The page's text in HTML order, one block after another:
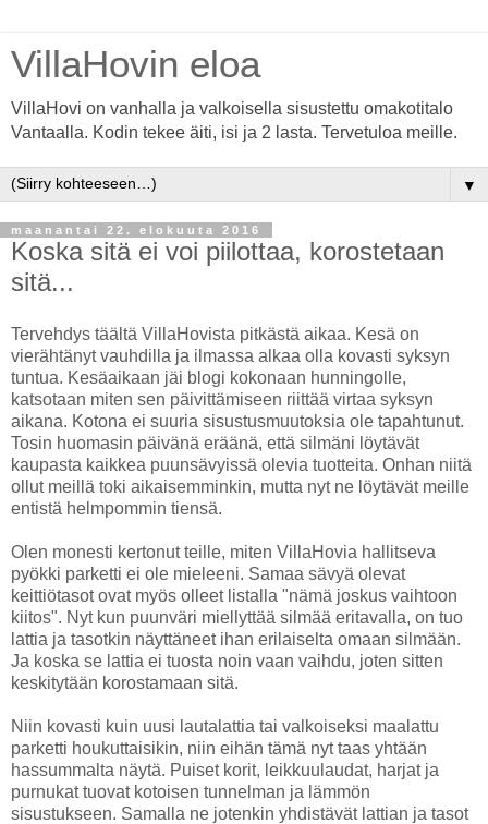
VillaHovin eloa
VillaHovi on vanhalla ja valkoisella sisustettu omakotitalo
Vantaalla. Kodin tekee äiti, isi ja 2 lasta. Tervetuloa meille.
▼
maanantai 22. elokuuta 2016
Koska sitä ei voi piilottaa, korostetaan
sitä...
Tervehdys täältä VillaHovista pitkästä aikaa. Kesä on
vierähtänyt vauhdilla ja ilmassa alkaa olla kovasti syksyn
tuntua. Kesäaikaan jäi blogi kokonaan hunningolle,
katsotaan miten sen päivittämiseen riittää virtaa syksyn
aikana. Kotona ei suuria sisustusmuutoksia ole tapahtunut.
Tosin huomasin päivänä eräänä, että silmäni löytävät
kaupasta kaikkea puunsävyissä olevia tuotteita. Onhan niitä
ollut meillä toki aikaisemminkin, mutta nyt ne löytävät meille
entistä helmpommin tiensä.
Olen monesti kertonut teille, miten VillaHovia hallitseva
pyökki parketti ei ole mieleeni. Samaa sävyä olevat
keittiötasot ovat myös olleet listalla "nämä joskus vaihtoon
kiitos". Nyt kun puunväri miellyttää silmää eritavalla, on tuo
lattia ja tasotkin näyttäneet ihan erilaiselta omaan silmään.
Ja koska se lattia ei tuosta noin vaan vaihdu, joten sitten
keskitytään korostamaan sitä.
Niin kovasti kuin uusi lautalattia tai valkoiseksi maalattu
parketti houkuttaisikin, niin eihän tämä nyt taas yhtään
hassummalta näytä. Puiset korit, leikkuulaudat, harjat ja
purnukat tuovat kotoisen tunnelman ja lämmön
sisustukseen. Samalla ne jotenkin yhdistävät lattian ja tasot